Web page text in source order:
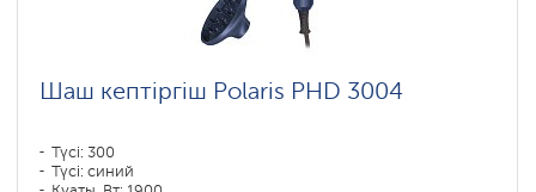
Шаш кептіргіш Polaris PHD 3004
Түсі: 300
Түсі: синий